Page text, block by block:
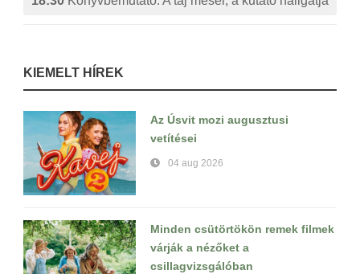
KIEMELT HÍREK
Az Úsvit mozi augusztusi
vetítései
04 aug 2026
Minden csütörtökön remek filmek
várják a nézőket a
csillagvizsgálóban